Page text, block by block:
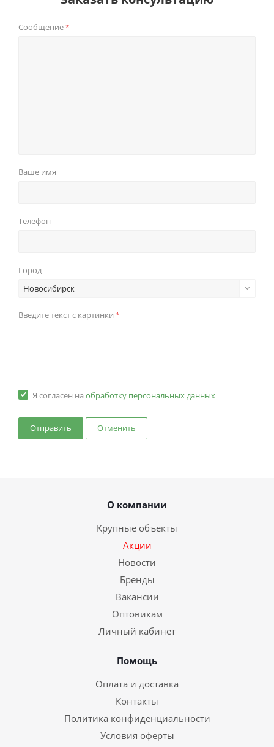
Сообщение*
Ваше имя
Телефон
Город
Новосибирск
Введите текст с картинки *
Я согласен на обработку персональных данных
Отменить
О компании
Крупные объекты
Акции
Новости
Бренды
Вакансии
Оптовикам
Личный кабинет
Помощь
Оплата и доставка
Контакты
Политика конфиденциальности
Условия оферты